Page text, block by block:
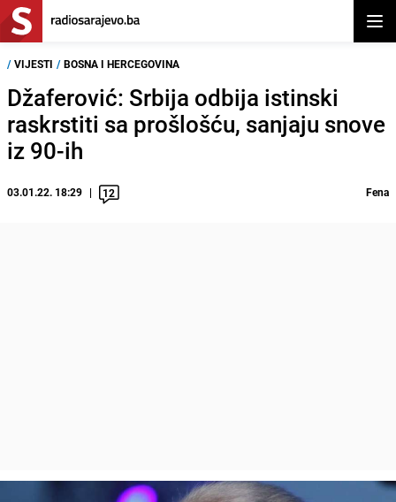
/ VIJESTI / BOSNA I HERCEGOVINA
Džaferović: Srbija odbija istinski
raskrstiti sa prošlošću, sanjaju snove
iz 90-ih
03.01.22. 18:29 12 Fena